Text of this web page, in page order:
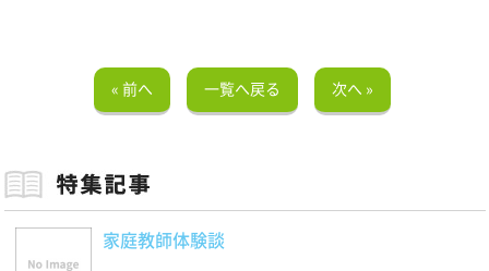
« 前へ 一覧へ戻る 次へ »
家庭教師体験談